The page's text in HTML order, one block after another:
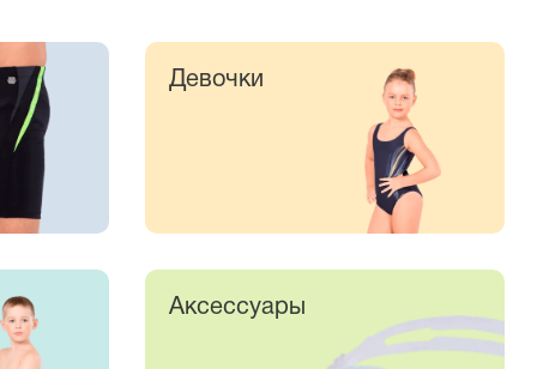
Девочки
Аксессуары